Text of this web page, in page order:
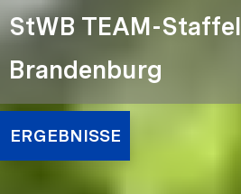
StWB TEAM-Staffel
Brandenburg
ERGEBNISSE